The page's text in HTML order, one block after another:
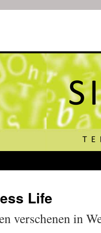
Life
verschenen in